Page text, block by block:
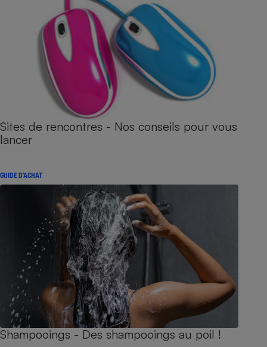
Sites de rencontres - Nos conseils pour vous
lancer
GUIDE D'ACHAT
Shampooings - Des shampooings au poil !